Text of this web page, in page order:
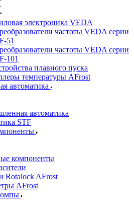
электроника VEDA
частоты VEDA серии
51
частоты VEDA серии
101
плавного пуска
температуры AFrost
автоматика
автоматика
STF
компоненты
Rotalock AFrost
AFrost